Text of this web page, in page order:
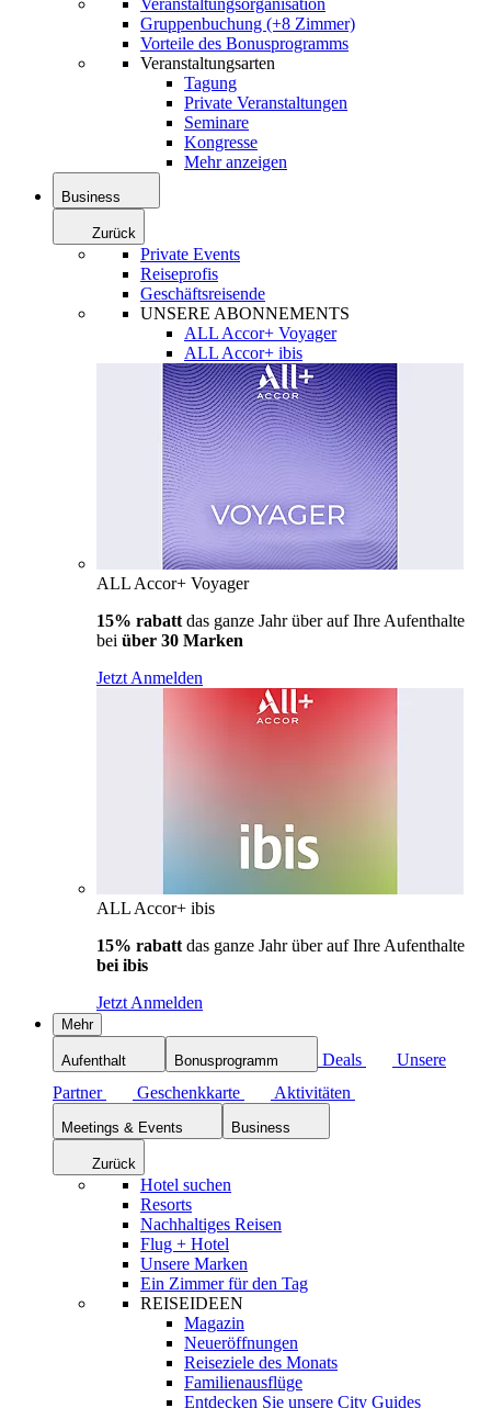
Gruppenbuchung (+8 Zimmer)
Vorteile des Bonusprogramms
Veranstaltungsarten
Tagung
Private Veranstaltungen
Seminare
Kongresse
Mehr anzeigen
Business
Zurück
Private Events
Reiseprofis
Geschäftsreisende
UNSERE ABONNEMENTS
ALL Accor+ Voyager
ALL Accor+ ibis
ALL Accor+ Voyager
15% rabatt das ganze Jahr über auf Ihre Aufenthalte
bei über 30 Marken
Jetzt Anmelden
ALL Accor+ ibis
15% rabatt das ganze Jahr über auf Ihre Aufenthalte
bei ibis
Jetzt Anmelden
Mehr
Aufenthalt Bonusprogramm Deals
Unsere
Partner
Geschenkkarte Aktivitäten
Meetings & Events Business
Zurück
Hotel suchen
Resorts
Nachhaltiges Reisen
Flug + Hotel
Unsere Marken
Ein Zimmer für den Tag
REISEIDEEN
Magazin
Neueröffnungen
Reiseziele des Monats
Familienausflüge
Entdecken Sie unsere City Guides